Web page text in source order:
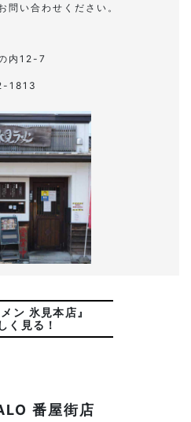
問い合わせください。
内12-7
1813
ン 氷見本店』
く見る！
番屋街店